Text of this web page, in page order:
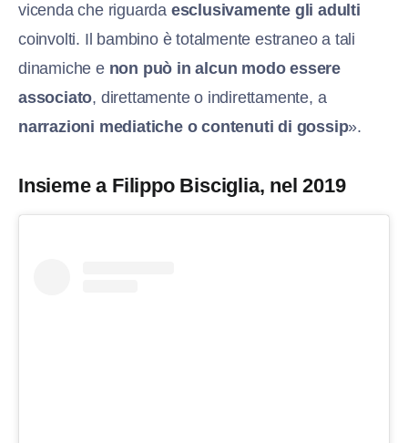
vicenda che riguarda esclusivamente gli adulti
coinvolti. Il bambino è totalmente estraneo a tali
dinamiche e non può in alcun modo essere
associato, direttamente o indirettamente, a
narrazioni mediatiche o contenuti di gossip».
Insieme a Filippo Bisciglia, nel 2019